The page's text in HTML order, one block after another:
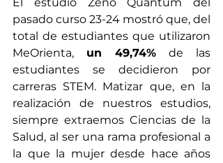
El estudio Zeno Quantum del
pasado curso 23-24 mostró que, del
total de estudiantes que utilizaron
MeOrienta, un 49,74% de las
estudiantes se decidieron por
carreras STEM. Matizar que, en la
realización de nuestros estudios,
siempre extraemos Ciencias de la
Salud, al ser una rama profesional a
la que la mujer desde hace años